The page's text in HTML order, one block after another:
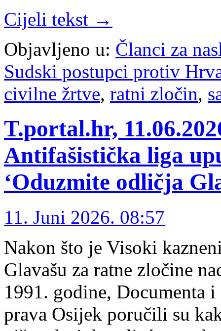
Cijeli tekst →
Objavljeno u: Članci za
Sudski postupci protiv
civilne žrtve, ratni zločin,
T.portal.hr,
Antifašistička liga
‘Oduzmite odličja
11. Juni 2026. 08:57
Nakon što je Visoki
Glavašu za ratne zločine
1991. godine, Documenta
prava Osijek poručili su